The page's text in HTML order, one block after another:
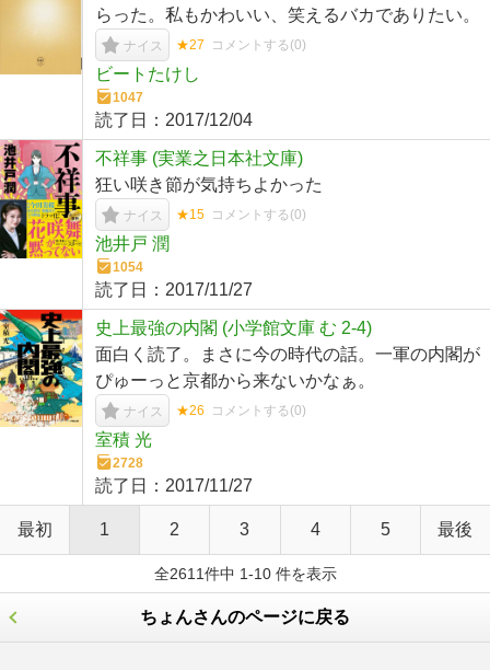
らった。私もかわいい、笑えるバカでありたい。
ナイス ★27 コメントする(0)
ビートたけし
1047
読了日： 2017/12/04
不祥事 (実業之日本社文庫)
狂い咲き節が気持ちよかった
ナイス ★15 コメントする(0)
池井戸 潤
1054
読了日： 2017/11/27
史上最強の内閣 (小学館文庫 む 2-4)
面白く読了。まさに今の時代の話。一軍の内閣が
ぴゅーっと京都から来ないかなぁ。
ナイス ★26 コメントする(0)
室積 光
2728
読了日： 2017/11/27
最初 1 2 3 4 5 最後
全2611件中 1-10 件を表示
ちょんさんのページに戻る